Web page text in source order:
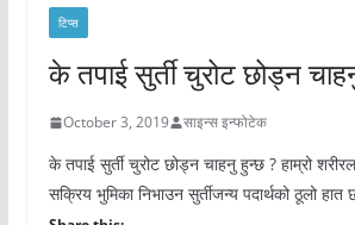
टिप्स
के तपाई सुर्ती चुरोट छोड्न
October 3, 2019 साइन्स इन्फोटेक
के तपाई सुर्ती चुरोट छोड्न चाहनु हुन्छ ? हाम्रो
सक्रिय भुमिका निभाउन सुर्तीजन्य पदार्थको ठूलो हात